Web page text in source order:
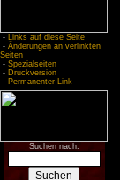
- Links auf diese Seite
- Änderungen an verlinkten
Seiten
- Spezialseiten
- Druckversion
- Permanenter Link
Suchen nach: